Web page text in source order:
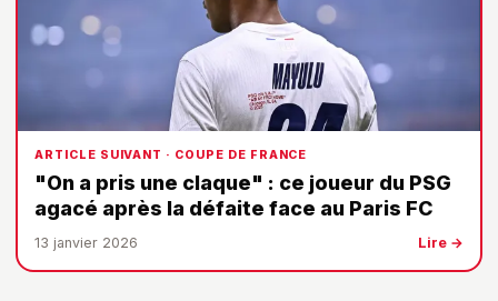
ARTICLE SUIVANT · COUPE DE FRANCE
"On a pris une claque" : ce joueur du PSG
agacé après la défaite face au Paris FC
13 janvier 2026 Lire →